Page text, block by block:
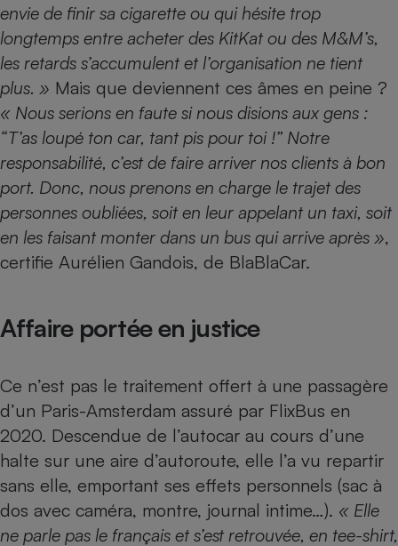
envie de finir sa cigarette ou qui hésite trop
longtemps entre acheter des KitKat ou des M&M’s,
les retards s’accumulent et l’organisation ne tient
plus. » Mais que deviennent ces âmes en peine ?
« Nous serions en faute si nous disions aux gens :
“T’as loupé ton car, tant pis pour toi !” Notre
responsabilité, c’est de faire arriver nos clients à bon
port. Donc, nous prenons en charge le trajet des
personnes oubliées, soit en leur appelant un taxi, soit
en les faisant monter dans un bus qui arrive après »,
certifie Aurélien Gandois, de BlaBlaCar.
Affaire portée en justice
Ce n’est pas le traitement offert à une passagère
d’un Paris-Amsterdam assuré par FlixBus en
2020. Descendue de l’autocar au cours d’une
halte sur une aire d’autoroute, elle l’a vu repartir
sans elle, emportant ses effets personnels (sac à
dos avec caméra, montre, journal intime…). « Elle
ne parle pas le français et s’est retrouvée, en tee-shirt,